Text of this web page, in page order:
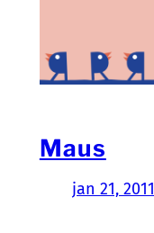
Maus
jan 21, 2011